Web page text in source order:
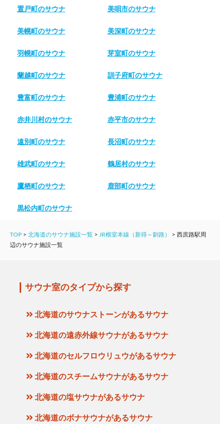
置戸町のサウナ 美唄市のサウナ
美幌町のサウナ 美深町のサウナ
羽幌町のサウナ 芽室町のサウナ
蘭越町のサウナ 訓子府町のサウナ
豊富町のサウナ 豊浦町のサウナ
赤井川村のサウナ 赤平市のサウナ
遠別町のサウナ 長沼町のサウナ
雄武町のサウナ 鶴居村のサウナ
鷹栖町のサウナ 鹿部町のサウナ
黒松内町のサウナ
TOP > 北海道のサウナ施設一覧 > JR根室本線（新得～釧路） > 西庶路駅周
辺のサウナ施設一覧
サウナ室のタイプから探す
北海道のサウナストーンがあるサウナ
北海道の遠赤外線サウナがあるサウナ
北海道のセルフロウリュウがあるサウナ
北海道のスチームサウナがあるサウナ
北海道の塩サウナがあるサウナ
北海道のボナサウナがあるサウナ